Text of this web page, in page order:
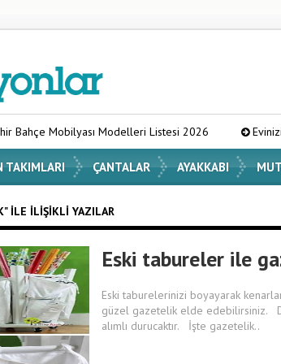
Modelleri Listesi 2026 Evinizin
TAKIMLARI ÇANTALAR AYAKKABI
ILE İLIŞIKLI YAZILAR
Eski tabureler ile
Eski taburelerinizi boyayarak
güzel gazetelik elde edebilirsiniz.
alımlı durucaktır. İşte gazetelik..